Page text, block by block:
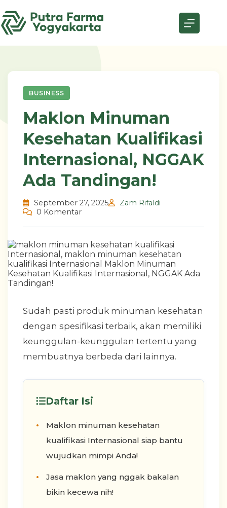
to
content
BUSINESS
Maklon Minuman
Kesehatan Kualifikasi
Internasional, NGGAK
Ada Tandingan!
September 27, 2025
Zam Rifaldi
0 Komentar
Sudah pasti produk minuman kesehatan
dengan spesifikasi terbaik, akan memiliki
keunggulan-keunggulan tertentu yang
membuatnya berbeda dari lainnya.
Daftar Isi
Maklon minuman kesehatan
kualifikasi Internasional siap bantu
wujudkan mimpi Anda!
Jasa maklon yang nggak bakalan
bikin kecewa nih!